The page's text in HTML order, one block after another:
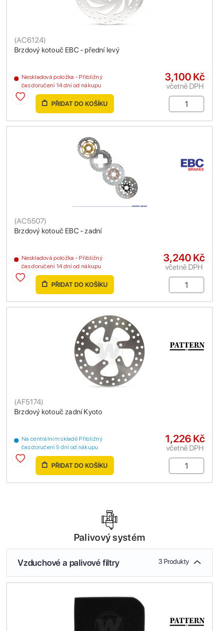
Brzdový kotouč EBC - přední levý
(AC6124)
Neskladová položka - Přibližný
čas doručení 14 dní od nákupu
3,100 Kč
včetně DPH
PŘIDAT DO KOŠÍKU
Brzdový kotouč EBC - zadní
(AC5507)
Neskladová položka - Přibližný
čas doručení 14 dní od nákupu
3,240 Kč
včetně DPH
PŘIDAT DO KOŠÍKU
Brzdový kotouč zadní Kyoto
(AF5174)
Na centrálním skladě Přibližný
čas doručení 9 dní od nákupu
1,226 Kč
včetně DPH
PŘIDAT DO KOŠÍKU
Palivový systém
Vzduchové a palivové filtry 3 Produkty